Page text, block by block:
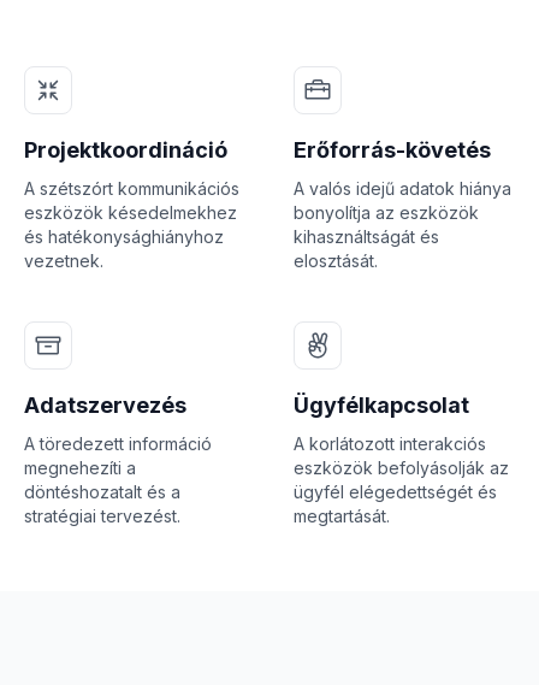
Projektkoordináció
A szétszórt kommunikációs
eszközök késedelmekhez
és hatékonysághiányhoz
vezetnek.
Erőforrás-követés
A valós idejű adatok hiánya
bonyolítja az eszközök
kihasználtságát és
elosztását.
Adatszervezés
A töredezett információ
megnehezíti a
döntéshozatalt és a
stratégiai tervezést.
Ügyfélkapcsolat
A korlátozott interakciós
eszközök befolyásolják az
ügyfél elégedettségét és
megtartását.